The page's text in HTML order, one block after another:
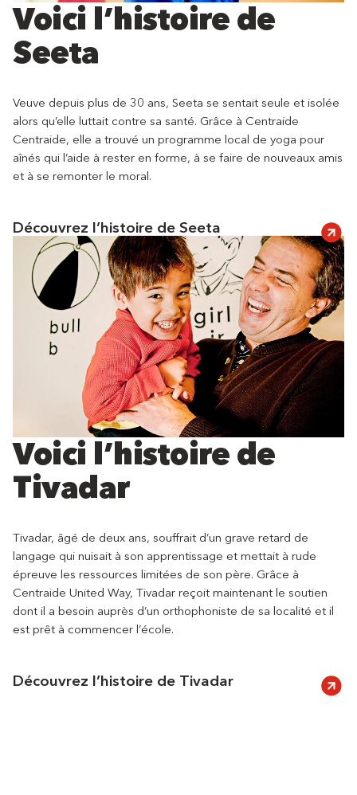
Voici l’histoire de
Seeta
Veuve depuis plus de 30 ans, Seeta se sentait seule et isolée
alors qu’elle luttait contre sa santé. Grâce à Centraide
Centraide, elle a trouvé un programme local de yoga pour
aînés qui l’aide à rester en forme, à se faire de nouveaux amis
et à se remonter le moral.
Découvrez l’histoire de Seeta
Voici l’histoire de
Tivadar
Tivadar, âgé de deux ans, souffrait d’un grave retard de
langage qui nuisait à son apprentissage et mettait à rude
épreuve les ressources limitées de son père. Grâce à
Centraide United Way, Tivadar reçoit maintenant le soutien
dont il a besoin auprès d’un orthophoniste de sa localité et il
est prêt à commencer l’école.
Découvrez l’histoire de Tivadar